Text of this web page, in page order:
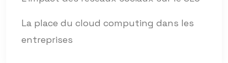
La place du cloud computing dans les
entreprises